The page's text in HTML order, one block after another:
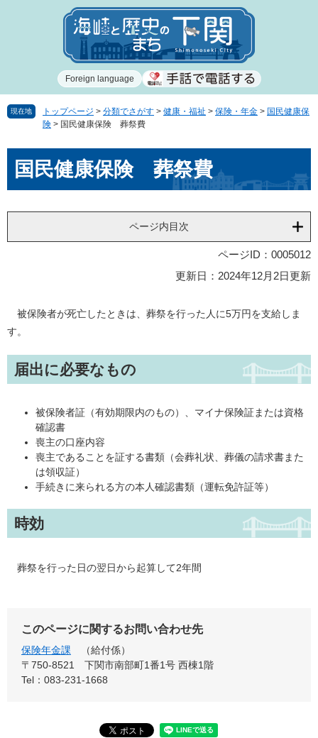
で
ば
Foreign language
現在地 トップページ > 分類でさがす > 健康・福祉 > 保険・年金 > 国民健康保
険 > 国民健康保険 葬祭費
国民健康保険 葬祭費
ページ内目次
ページID：0005012
更新日：2024年12月2日更新
被保険者が死亡したときは、葬祭を行った人に5万円を支給しま
す。
届出に必要なもの
被保険者証（有効期限内のもの）、マイナ保険証または資格
確認書
喪主の口座内容
喪主であることを証する書類（会葬礼状、葬儀の請求書また
は領収証）
手続きに来られる方の本人確認書類（運転免許証等）
時効
葬祭を行った日の翌日から起算して2年間
このページに関するお問い合わせ先
保険年金課
給付係
〒750-8521
下関市南部町1番1号 西棟1階
Tel：083-231-1668